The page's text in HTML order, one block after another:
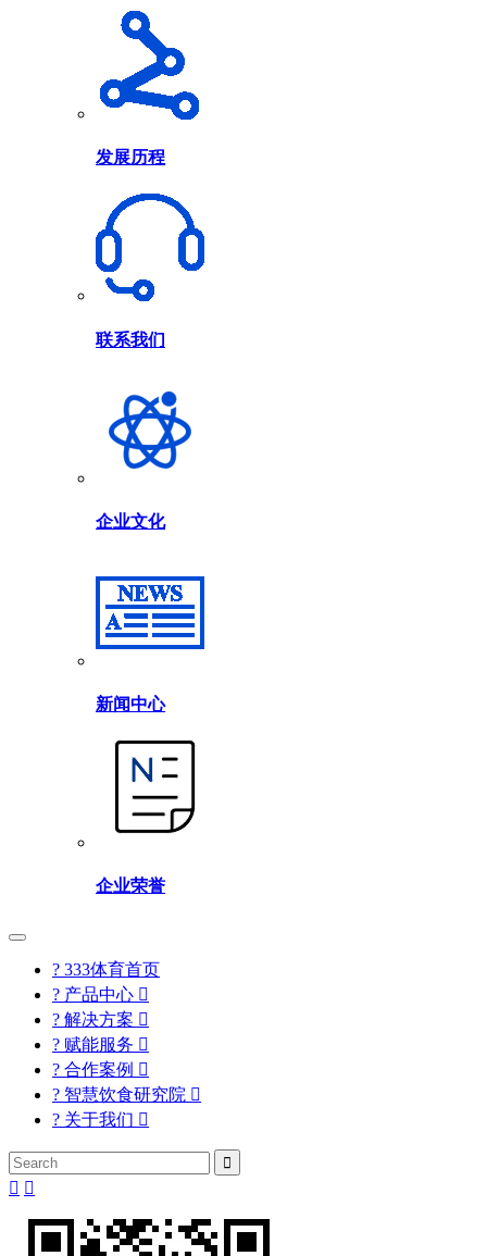
发展历程
联系我们
企业文化
新闻中心
企业荣誉
? 333体育首页
? 产品中心 
? 解决方案 
? 赋能服务 
? 合作案例 
? 智慧饮食研究院 
? 关于我们 

 